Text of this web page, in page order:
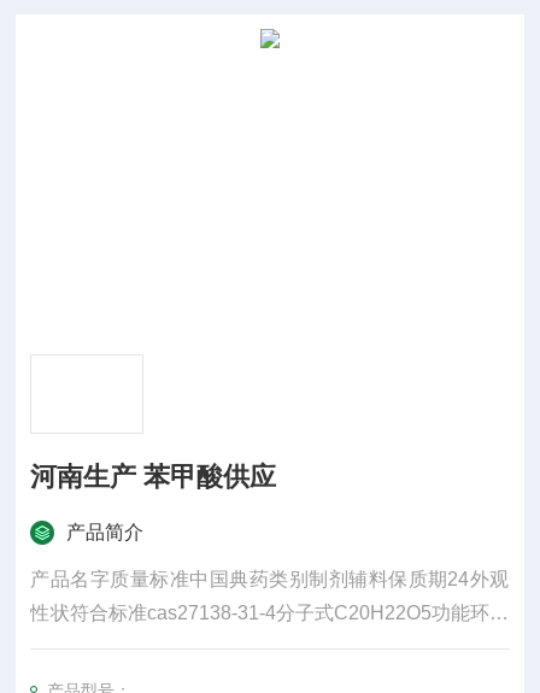
河南生产 苯甲酸供应
产品简介
产品名字质量标准中国典药类别制剂辅料保质期24外观
性状符合标准cas27138-31-4分子式C20H22O5功能环保
增塑剂类型DOA增塑剂含量≥99%可售地全国大多为白色
颗粒，无臭或微带气味，味微甜，有收敛性；用于酱油